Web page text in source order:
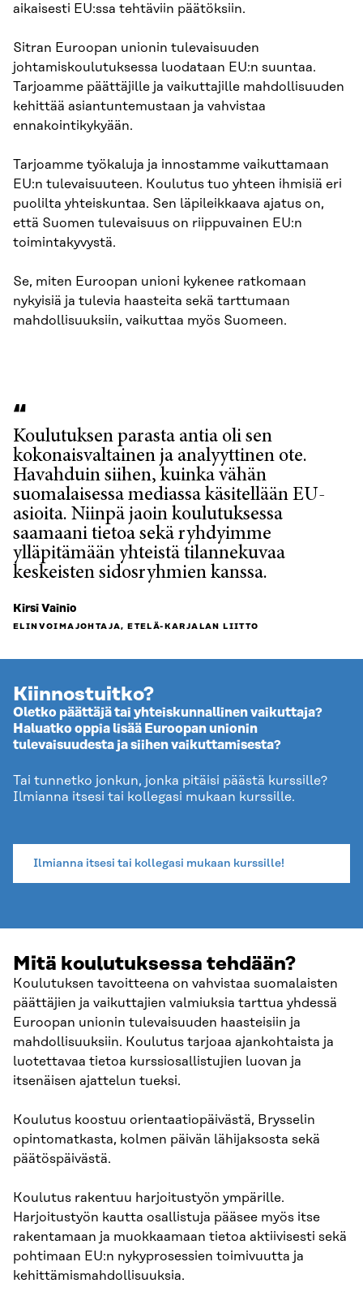
aikaisesti EU:ssa tehtäviin päätöksiin.
Sitran Euroopan unionin tulevaisuuden
johtamiskoulutuksessa luodataan EU:n suuntaa.
Tarjoamme päättäjille ja vaikuttajille mahdollisuuden
kehittää asiantuntemustaan ja vahvistaa
ennakointikykyään.
Tarjoamme työkaluja ja innostamme vaikuttamaan
EU:n tulevaisuuteen. Koulutus tuo yhteen ihmisiä eri
puolilta yhteiskuntaa. Sen läpileikkaava ajatus on,
että Suomen tulevaisuus on riippuvainen EU:n
toimintakyvystä.
Se, miten Euroopan unioni kykenee ratkomaan
nykyisiä ja tulevia haasteita sekä tarttumaan
mahdollisuuksiin, vaikuttaa myös Suomeen.
Koulutuksen parasta antia oli sen
kokonaisvaltainen ja analyyttinen ote.
Havahduin siihen, kuinka vähän
suomalaisessa mediassa käsitellään EU-
asioita. Niinpä jaoin koulutuksessa
saamaani tietoa sekä ryhdyimme
ylläpitämään yhteistä tilannekuvaa
keskeisten sidosryhmien kanssa.
Kirsi Vainio
ELINVOIMAJOHTAJA, ETELÄ-KARJALAN LIITTO
Kiinnostuitko?
Oletko päättäjä tai yhteiskunnallinen vaikuttaja?
Haluatko oppia lisää Euroopan unionin
tulevaisuudesta ja siihen vaikuttamisesta?
Tai tunnetko jonkun, jonka pitäisi päästä kurssille?
Ilmianna itsesi tai kollegasi mukaan kurssille.
Ilmianna itsesi tai kollegasi mukaan kurssille!
Mitä koulutuksessa tehdään?
Koulutuksen tavoitteena on vahvistaa suomalaisten
päättäjien ja vaikuttajien valmiuksia tarttua yhdessä
Euroopan unionin tulevaisuuden haasteisiin ja
mahdollisuuksiin. Koulutus tarjoaa ajankohtaista ja
luotettavaa tietoa kurssiosallistujien luovan ja
itsenäisen ajattelun tueksi.
Koulutus koostuu orientaatiopäivästä, Brysselin
opintomatkasta, kolmen päivän lähijaksosta sekä
päätöspäivästä.
Koulutus rakentuu harjoitustyön ympärille.
Harjoitustyön kautta osallistuja pääsee myös itse
rakentamaan ja muokkaamaan tietoa aktiivisesti sekä
pohtimaan EU:n nykyprosessien toimivuutta ja
kehittämismahdollisuuksia.